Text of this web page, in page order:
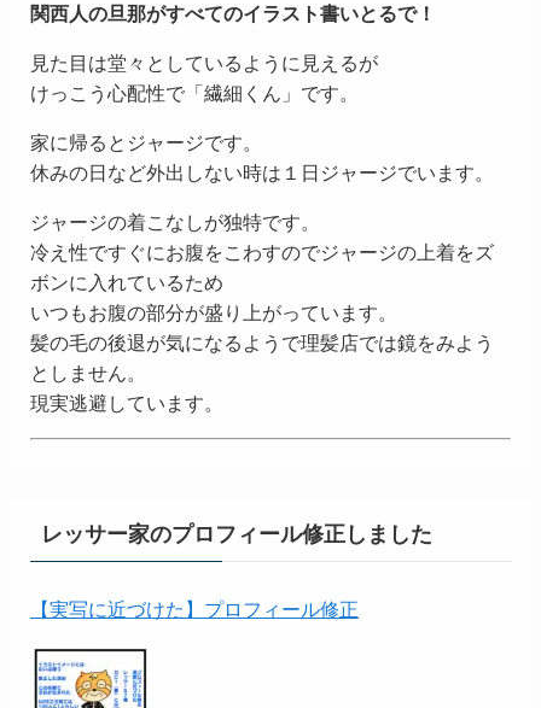
関西人の旦那がすべてのイラスト書いとるで！
見た目は堂々としているように見えるが
けっこう心配性で「繊細くん」です。
家に帰るとジャージです。
休みの日など外出しない時は１日ジャージでいます。
ジャージの着こなしが独特です。
冷え性ですぐにお腹をこわすのでジャージの上着をズ
ボンに入れているため
いつもお腹の部分が盛り上がっています。
髪の毛の後退が気になるようで理髪店では鏡をみよう
としません。
現実逃避しています。
レッサー家のプロフィール修正しました
【実写に近づけた】プロフィール修正